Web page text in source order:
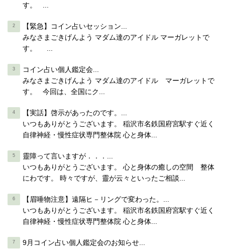
す。 ...
【緊急】コイン占いセッション...
みなさまごきげんよう マダム達のアイドル マーガレットで
す。 ...
コイン占い個人鑑定会...
みなさまごきげんよう マダム達のアイドル マーガレットで
す。 今回は、全国にク...
【実話】啓示があったのです。...
いつもありがとうございます。 稲沢市名鉄国府宮駅すぐ近く
自律神経・慢性症状専門整体院 心と身体...
靈障って言いますが．．．...
いつもありがとうございます。 心と身体の癒しの空間 整体
にわです。 時々ですが、靈が云々といったご相談...
【眉唾物注意】遠隔ヒ－リングで変わった。...
いつもありがとうございます。 稲沢市名鉄国府宮駅すぐ近く
自律神経・慢性症状専門整体院 心と身体...
9月コイン占い個人鑑定会のお知らせ...